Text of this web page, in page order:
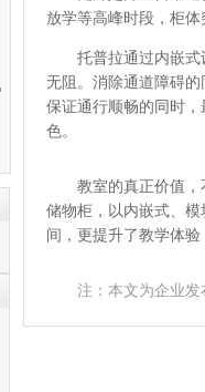
放学等高峰时段，柜
托普拉通过内嵌
无阻。消除通道障碍
保证通行顺畅的同时
色。
教室的真正价值
储物柜，以内嵌式、
间，更提升了教学体
注：本文为企业